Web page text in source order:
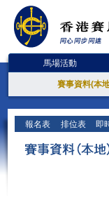
馬場活動
賽事資料(本
報名表 排位表 即